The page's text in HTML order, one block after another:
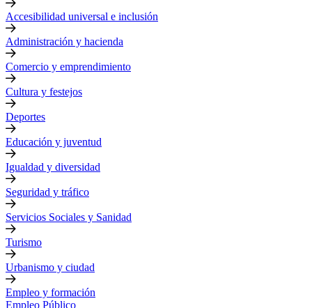
Accesibilidad universal e inclusión
Administración y hacienda
Comercio y emprendimiento
Cultura y festejos
Deportes
Educación y juventud
Igualdad y diversidad
Seguridad y tráfico
Servicios Sociales y Sanidad
Turismo
Urbanismo y ciudad
Empleo y formación
Empleo Público